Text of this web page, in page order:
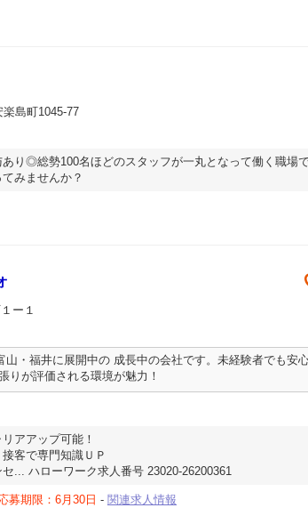
島町1045-77
り◎総勢100名ほどのスタッフが一丸となって働く職場で
みませんか？
ー１
・福井に展開中の 成長中の会社です。未経験者でも安
りが評価される環境が魅力！
アアップ可能！
客で専門知識ＵＰ
... ハローワーク求人番号 23020-26200361
募期限：6月30日 - 関連求人情報